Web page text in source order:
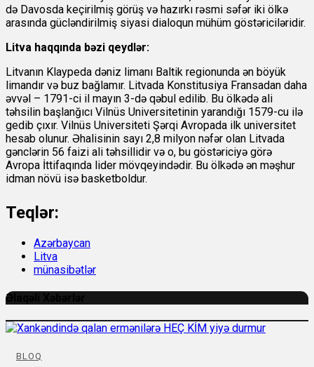
də Davosda keçirilmiş görüş və hazırkı rəsmi səfər iki ölkə
arasında gücləndirilmiş siyasi dialoqun mühüm göstəriciləridir.
Litva haqqında bəzi qeydlər:
Litvanın Klaypeda dəniz limanı Baltik regionunda ən böyük
limandır və buz bağlamır. Litvada Konstitusiya Fransadan daha
əvvəl – 1791-ci il mayın 3-də qəbul edilib. Bu ölkədə ali
təhsilin başlanğıcı Vilnüs Universitetinin yarandığı 1579-cu ilə
gedib çıxır. Vilnüs Universiteti Şərqi Avropada ilk universitet
hesab olunur. Əhalisinin sayı 2,8 milyon nəfər olan Litvada
gənclərin 56 faizi ali təhsillidir və o, bu göstəriciyə görə
Avropa İttifaqında lider mövqeyindədir. Bu ölkədə ən məşhur
idman növü isə basketboldur.
Teqlər:
Azərbaycan
Litva
münasibətlər
Əlaqəli Xəbərlər
BLOQ